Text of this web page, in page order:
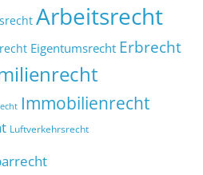
Arbeitsrecht
Eigentumsrecht Erbrecht
Immobilienrecht
Luftverkehrsrecht